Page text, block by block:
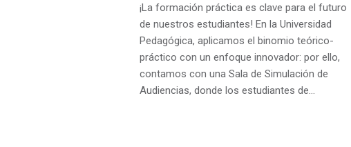
¡La formación práctica es clave para el futuro
de nuestros estudiantes! En la Universidad
Pedagógica, aplicamos el binomio teórico-
práctico con un enfoque innovador: por ello,
contamos con una Sala de Simulación de
Audiencias, donde los estudiantes de…